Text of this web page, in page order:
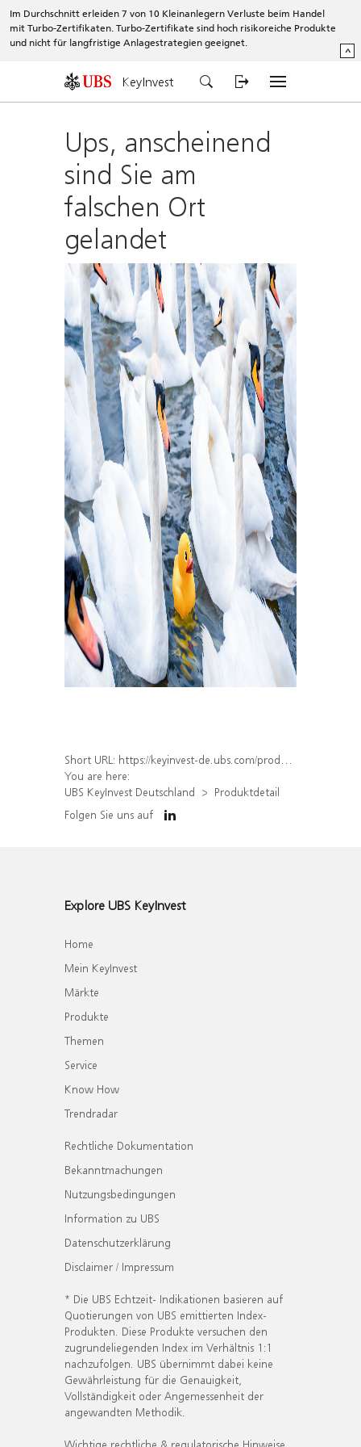
Im Durchschnitt erleiden 7 von 10 Kleinanlegern Verluste beim Handel
mit Turbo-Zertifikaten. Turbo-Zertifikate sind hoch risikoreiche Produkte
und nicht für langfristige Anlagestrategien geeignet.
^
KeyInvest
Ups, anscheinend
sind Sie am
falschen Ort
gelandet
Short URL: https://keyinvest-de.ubs.com/produkt/detail/index/isin/DE000UH2PZH2
You are here:
UBS KeyInvest Deutschland
Produktdetail
Folgen Sie uns auf
Explore UBS KeyInvest
Home
Mein KeyInvest
Märkte
Produkte
Themen
Service
Know How
Trendradar
Rechtliche Dokumentation
Bekanntmachungen
Nutzungsbedingungen
Information zu UBS
Datenschutzerklärung
Disclaimer / Impressum
* Die UBS Echtzeit- Indikationen basieren auf
Quotierungen von UBS emittierten Index-
Produkten. Diese Produkte versuchen den
zugrundeliegenden Index im Verhältnis 1:1
nachzufolgen. UBS übernimmt dabei keine
Gewährleistung für die Genauigkeit,
Vollständigkeit oder Angemessenheit der
angewandten Methodik.